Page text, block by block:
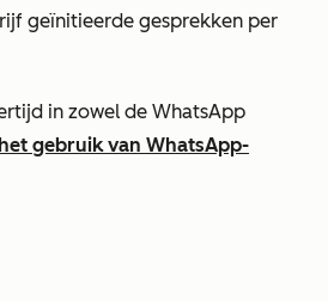
geïnitieerde gesprekken per
in zowel de WhatsApp
het gebruik van WhatsApp-